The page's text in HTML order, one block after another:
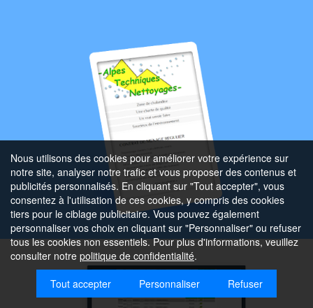
Nous utilisons des cookies pour améliorer votre expérience sur
notre site, analyser notre trafic et vous proposer des contenus et
publicités personnalisés. En cliquant sur "Tout accepter", vous
consentez à l'utilisation de ces cookies, y compris des cookies
tiers pour le ciblage publicitaire. Vous pouvez également
personnaliser vos choix en cliquant sur "Personnaliser" ou refuser
tous les cookies non essentiels. Pour plus d'informations, veuillez
consulter notre politique de confidentialité.
Tout accepter
Personnaliser Refuser